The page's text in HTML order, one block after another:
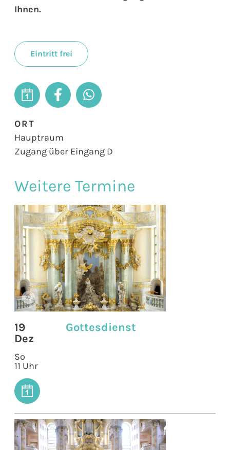
Ihnen.
Eintritt frei
ORT
Hauptraum
Zugang über Eingang D
Weitere Termine
©
19
Dez
So
11 Uhr
Gottesdienst